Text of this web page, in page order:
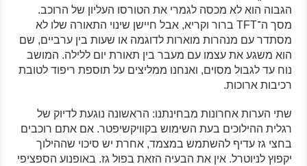
הגבוה הוא לא מכסה לגמרי את הטורסו העליון של הרוכב.
מסך ה־TFT ברור וקריא, אבל חיישן שינוי התאורה שלו לא
מסתדר עם מנהרות מוארות לדוגמה או שעות בין ערביים, שם
הוא משגע את עצמו עם מעבר בין תאורת יום ללילה. המושב
נוח עד לגבול מסוים, ואנחנו ממליצים על תוספת ריפוד לטובת
רכיבות ארוכות.
שתי הערות אחרונות מבחינתנו: הראשונה נוגעת לדיוק של
רגלית ההילוכים בעת השימוש בקוויקשיפטר. אם אתם רוכבים
בחצי גז עדיף להשתמש במצמד, אחרת יש סיכוי שההילוך
יקפוץ לניוטרל. אין את הבעיה הזאת בפול גז. באופנוע הספציפי